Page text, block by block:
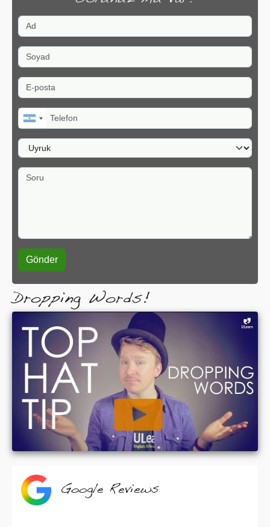
Ad
Soyad
E-posta
Telefon
Uyruk
Soru
Dropping Words!
Google Reviews